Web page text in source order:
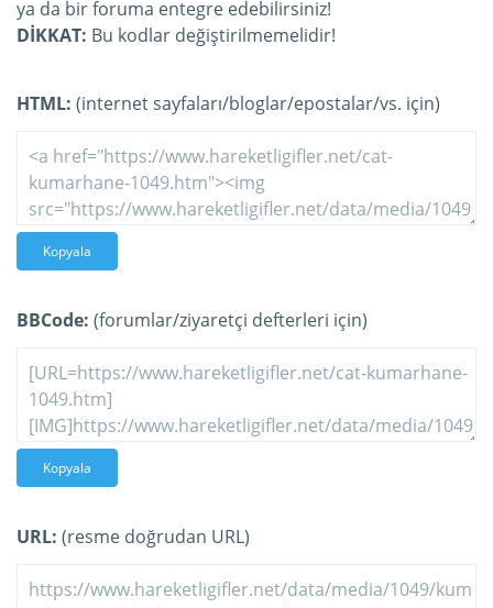
ya da bir foruma entegre edebilirsiniz!
DİKKAT: Bu kodlar değiştirilmemelidir!
HTML: (internet sayfaları/bloglar/epostalar/vs. için)
Kopyala
BBCode: (forumlar/ziyaretçi defterleri için)
Kopyala
URL: (resme doğrudan URL)